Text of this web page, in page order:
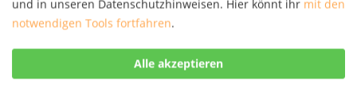
und in unseren Datenschutzhinweisen. Hier könnt ihr mit den
notwendigen Tools fortfahren.
durch Afrika. Die sprachbegabte Gymnasiallehrerin
und der sportbegeisterte Ingenieur kappen...
17,90 € *
Merken